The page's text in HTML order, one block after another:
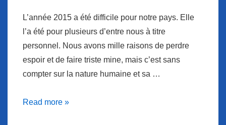
L’année 2015 a été difficile pour notre pays. Elle
l’a été pour plusieurs d’entre nous à titre
personnel. Nous avons mille raisons de perdre
espoir et de faire triste mine, mais c’est sans
compter sur la nature humaine et sa …
Coup
Read more »